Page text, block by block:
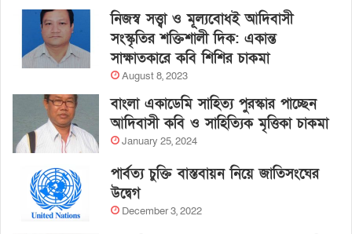
নিজস্ব সত্ত্বা ও মূল্যবোধই আদিবাসী
সংস্কৃতির শক্তিশালী দিক: একান্ত
সাক্ষাতকারে কবি শিশির চাকমা
August 8, 2023
বাংলা একাডেমি সাহিত্য পুরস্কার পাচ্ছেন
আদিবাসী কবি ও সাহিত্যিক মৃত্তিকা চাকমা
January 25, 2024
পার্বত্য চুক্তি বাস্তবায়ন নিয়ে জাতিসংঘের
উদ্বেগ
December 3, 2022